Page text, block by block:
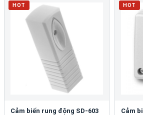
HOT
Cảm biến rung động SD-603
HOT
Cảm